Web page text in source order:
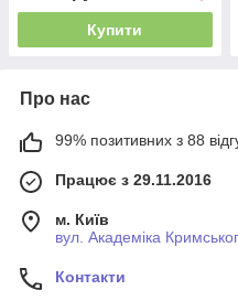
Купити
Про нас
99% позитивних з 88
Працює з 29.11.2016
м. Київ
вул. Академіка
Контакти